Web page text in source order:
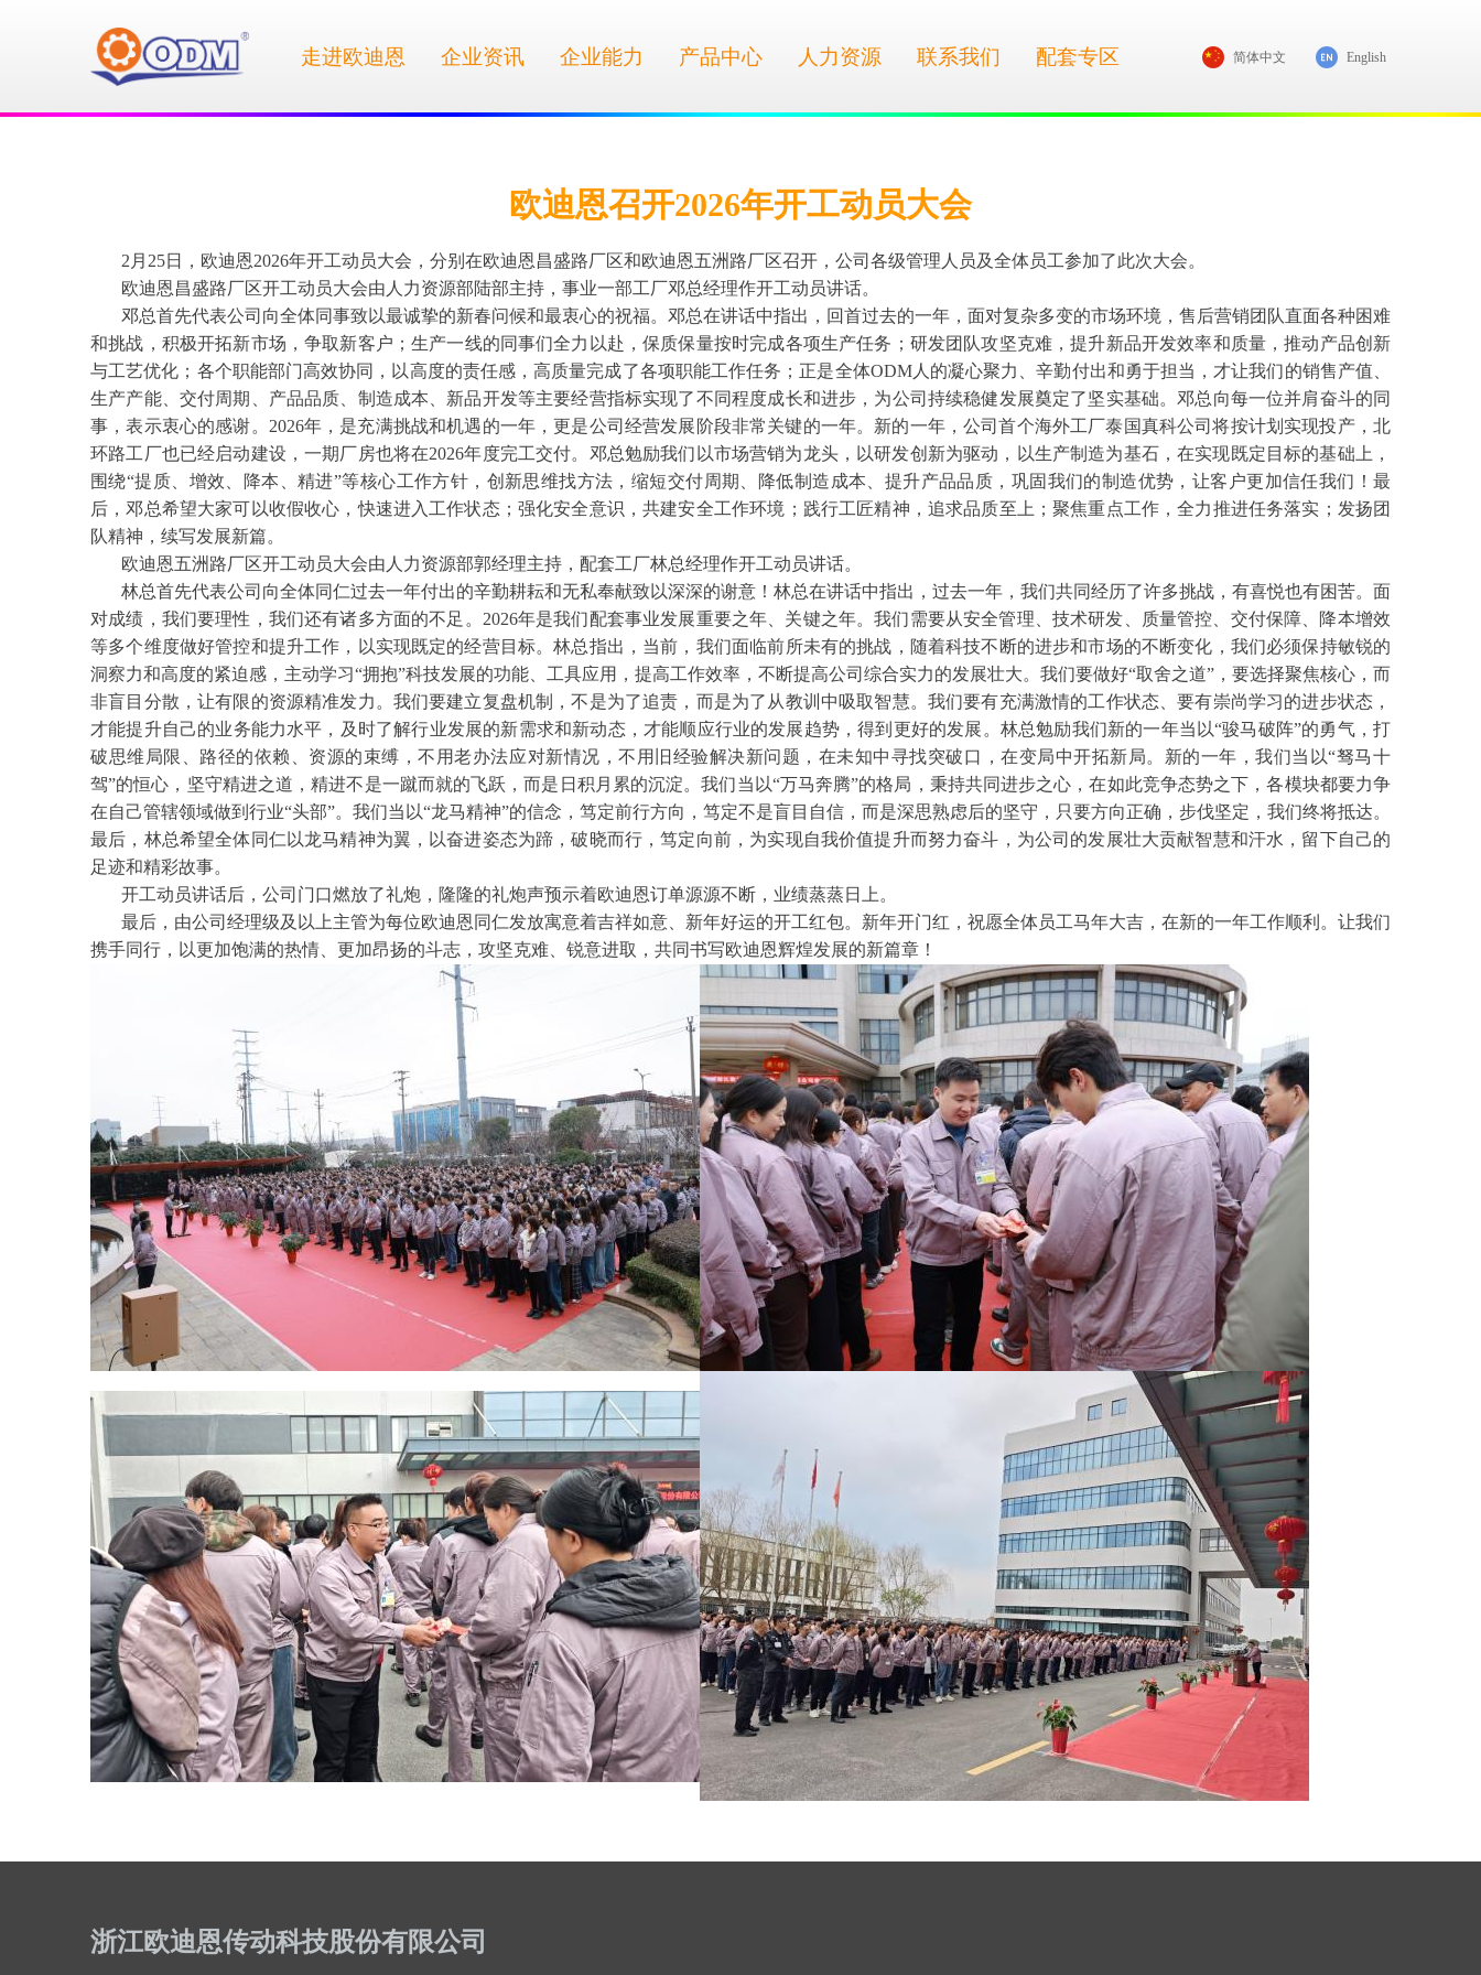
走进欧迪恩 企业资讯 企业能力 产品中心 人力资源 联系我们 配套专区 简体中文 English
欧迪恩召开2026年开工动员大会
2月25日，欧迪恩2026年开工动员大会，分别在欧迪恩昌盛路厂区和欧迪恩五洲路厂区召开，公司各级管理人员及全体员工参加了此次大会。
欧迪恩昌盛路厂区开工动员大会由人力资源部陆部主持，事业一部工厂邓总经理作开工动员讲话。
邓总首先代表公司向全体同事致以最诚挚的新春问候和最衷心的祝福。邓总在讲话中指出，回首过去的一年，面对复杂多变的市场环境，售后营销团队直面各种困难
和挑战，积极开拓新市场，争取新客户；生产一线的同事们全力以赴，保质保量按时完成各项生产任务；研发团队攻坚克难，提升新品开发效率和质量，推动产品创新
与工艺优化；各个职能部门高效协同，以高度的责任感，高质量完成了各项职能工作任务；正是全体ODM人的凝心聚力、辛勤付出和勇于担当，才让我们的销售产值、
生产产能、交付周期、产品品质、制造成本、新品开发等主要经营指标实现了不同程度成长和进步，为公司持续稳健发展奠定了坚实基础。邓总向每一位并肩奋斗的同
事，表示衷心的感谢。2026年，是充满挑战和机遇的一年，更是公司经营发展阶段非常关键的一年。新的一年，公司首个海外工厂泰国真科公司将按计划实现投产，北
环路工厂也已经启动建设，一期厂房也将在2026年度完工交付。邓总勉励我们以市场营销为龙头，以研发创新为驱动，以生产制造为基石，在实现既定目标的基础上，
围绕“提质、增效、降本、精进”等核心工作方针，创新思维找方法，缩短交付周期、降低制造成本、提升产品品质，巩固我们的制造优势，让客户更加信任我们！最
后，邓总希望大家可以收假收心，快速进入工作状态；强化安全意识，共建安全工作环境；践行工匠精神，追求品质至上；聚焦重点工作，全力推进任务落实；发扬团
队精神，续写发展新篇。
欧迪恩五洲路厂区开工动员大会由人力资源部郭经理主持，配套工厂林总经理作开工动员讲话。
林总首先代表公司向全体同仁过去一年付出的辛勤耕耘和无私奉献致以深深的谢意！林总在讲话中指出，过去一年，我们共同经历了许多挑战，有喜悦也有困苦。面
对成绩，我们要理性，我们还有诸多方面的不足。2026年是我们配套事业发展重要之年、关键之年。我们需要从安全管理、技术研发、质量管控、交付保障、降本增效
等多个维度做好管控和提升工作，以实现既定的经营目标。林总指出，当前，我们面临前所未有的挑战，随着科技不断的进步和市场的不断变化，我们必须保持敏锐的
洞察力和高度的紧迫感，主动学习“拥抱”科技发展的功能、工具应用，提高工作效率，不断提高公司综合实力的发展壮大。我们要做好“取舍之道”，要选择聚焦核心，而
非盲目分散，让有限的资源精准发力。我们要建立复盘机制，不是为了追责，而是为了从教训中吸取智慧。我们要有充满激情的工作状态、要有崇尚学习的进步状态，
才能提升自己的业务能力水平，及时了解行业发展的新需求和新动态，才能顺应行业的发展趋势，得到更好的发展。林总勉励我们新的一年当以“骏马破阵”的勇气，打
破思维局限、路径的依赖、资源的束缚，不用老办法应对新情况，不用旧经验解决新问题，在未知中寻找突破口，在变局中开拓新局。新的一年，我们当以“驽马十
驾”的恒心，坚守精进之道，精进不是一蹴而就的飞跃，而是日积月累的沉淀。我们当以“万马奔腾”的格局，秉持共同进步之心，在如此竞争态势之下，各模块都要力争
在自己管辖领域做到行业“头部”。我们当以“龙马精神”的信念，笃定前行方向，笃定不是盲目自信，而是深思熟虑后的坚守，只要方向正确，步伐坚定，我们终将抵达。
最后，林总希望全体同仁以龙马精神为翼，以奋进姿态为蹄，破晓而行，笃定向前，为实现自我价值提升而努力奋斗，为公司的发展壮大贡献智慧和汗水，留下自己的
足迹和精彩故事。
开工动员讲话后，公司门口燃放了礼炮，隆隆的礼炮声预示着欧迪恩订单源源不断，业绩蒸蒸日上。
最后，由公司经理级及以上主管为每位欧迪恩同仁发放寓意着吉祥如意、新年好运的开工红包。新年开门红，祝愿全体员工马年大吉，在新的一年工作顺利。让我们
携手同行，以更加饱满的热情、更加昂扬的斗志，攻坚克难、锐意进取，共同书写欧迪恩辉煌发展的新篇章！
浙江欧迪恩传动科技股份有限公司